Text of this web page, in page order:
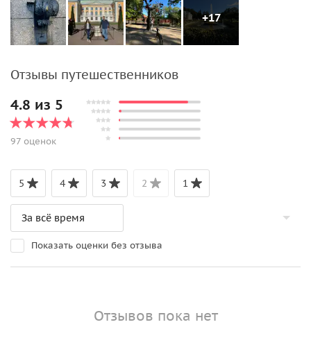
+17
Отзывы путешественников
4.8 из 5
97 оценок
5 4 3 2 1
Показать оценки без отзыва
Отзывов пока нет